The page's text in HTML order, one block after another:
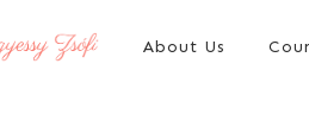
About Us